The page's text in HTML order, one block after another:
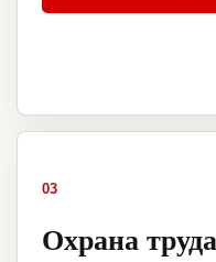
03
Охрана труда